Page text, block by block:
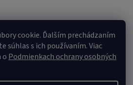
cookie. Ďalším prechádzaním
súhlas s ich používaním. Viac
o Podmienkach ochrany osobných